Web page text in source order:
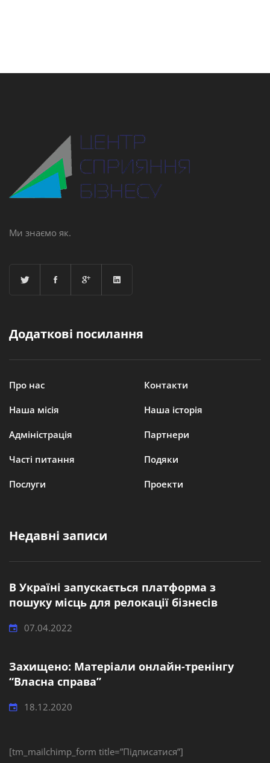
Ми знаємо як.
Додаткові посилання
Про нас Контакти
Наша місія Наша історія
Адміністрація Партнери
Часті питання Подяки
Послуги Проекти
Недавні записи
В Україні запускається платформа з
пошуку місць для релокації бізнесів
07.04.2022
Захищено: Матеріали онлайн-тренінгу
“Власна справа”
18.12.2020
[tm_mailchimp_form title=”Підписатися”]